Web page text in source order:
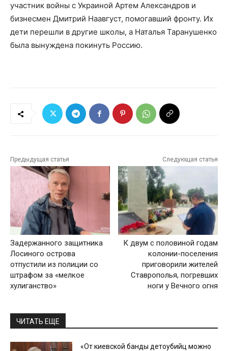
участник войны с Украиной Артем Александров и
бизнесмен Дмитрий Наавгуст, помогавший фронту. Их
дети перешли в другие школы, а Наталья Таранушенко
была вынуждена покинуть Россию.
Предыдущая статья
Задержанного защитника
Лосиного острова
отпустили из полиции со
штрафом за «мелкое
хулиганство»
Следующая статья
К двум с половиной годам
колонии-поселения
приговорили жителей
Ставрополья, погревших
ноги у Вечного огня
ЧИТАТЬ ЕЩЕ
«От киевской банды детоубийц можно